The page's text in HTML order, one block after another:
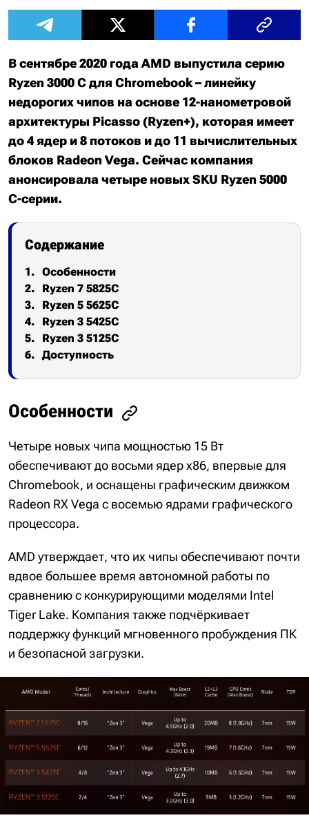
В сентябре 2020 года AMD выпустила серию
Ryzen 3000 C для Chromebook – линейку
недорогих чипов на основе 12-нанометровой
архитектуры Picasso (Ryzen+), которая имеет
до 4 ядер и 8 потоков и до 11 вычислительных
блоков Radeon Vega. Сейчас компания
анонсировала четыре новых SKU Ryzen 5000
C-серии.
Содержание
Особенности
Ryzen 7 5825C
Ryzen 5 5625C
Ryzen 3 5425C
Ryzen 3 5125C
Доступность
Особенности
Четыре новых чипа мощностью 15 Вт
обеспечивают до восьми ядер x86, впервые для
Chromebook, и оснащены графическим движком
Radeon RX Vega с восемью ядрами графического
процессора.
AMD утверждает, что их чипы обеспечивают почти
вдвое большее время автономной работы по
сравнению с конкурирующими моделями Intel
Tiger Lake. Компания также подчёркивает
поддержку функций мгновенного пробуждения ПК
и безопасной загрузки.